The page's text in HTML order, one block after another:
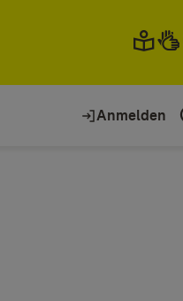
Anmelden